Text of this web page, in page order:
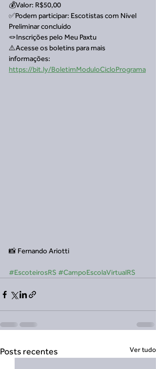
💰Valor: R$50,00
✅Podem participar: Escotistas com Nível
Preliminar concluído
🪢Inscrições pelo Meu Paxtu
⚠️Acesse os boletins para mais
informações:
https://bit.ly/BoletimModuloCicloPrograma
📸 Fernando Ariotti
#EscoteirosRS #CampoEscolaVirtualRS
Posts recentes Ver tudo